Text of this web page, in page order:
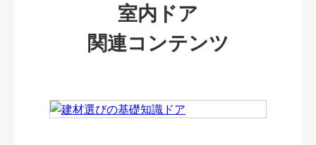
室内ドア
関連コンテンツ